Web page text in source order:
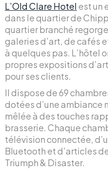
L’Old Clare Hotel est un
dans le quartier de
quartier branché
galeries d’art, de cafés
à quelques pas. L’hôtel
propres expositions
pour ses clients.
Il dispose de 69
dotées d’une ambiance
mêlée à des touches
brasserie. Chaque
télévision connectée,
Bluetooth et d’articles
Triumph & Disaster.